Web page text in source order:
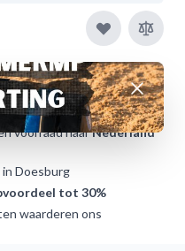
(op werkdagen)
voorraad naarNederland
in Doesburg
tot 30%
waarderen ons
Afwijzen